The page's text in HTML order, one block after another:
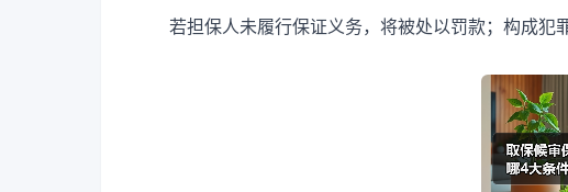
若担保人未履行保证义务，将被处以罚款；构成犯